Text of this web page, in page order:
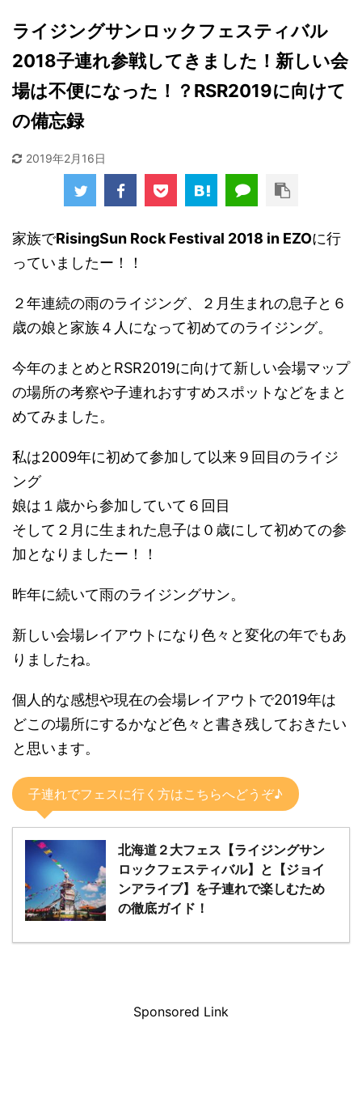
ライジングサンロックフェスティバル
2018子連れ参戦してきました！新しい会
場は不便になった！？RSR2019に向けて
の備忘録
2019年2月16日
家族でRisingSun Rock Festival 2018 in EZOに行
っていましたー！！
２年連続の雨のライジング、２月生まれの息子と６
歳の娘と家族４人になって初めてのライジング。
今年のまとめとRSR2019に向けて新しい会場マップ
の場所の考察や子連れおすすめスポットなどをまと
めてみました。
私は2009年に初めて参加して以来９回目のライジ
ング
娘は１歳から参加していて６回目
そして２月に生まれた息子は０歳にして初めての参
加となりましたー！！
昨年に続いて雨のライジングサン。
新しい会場レイアウトになり色々と変化の年でもあ
りましたね。
個人的な感想や現在の会場レイアウトで2019年は
どこの場所にするかなど色々と書き残しておきたい
と思います。
子連れでフェスに行く方はこちらへどうぞ♪
北海道２大フェス【ライジングサン
ロックフェスティバル】と【ジョイ
ンアライブ】を子連れで楽しむため
の徹底ガイド！
Sponsored Link